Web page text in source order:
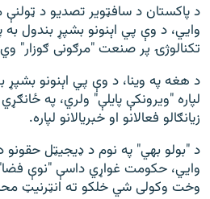
د پاکستان د سافټویر تصدیو د
وايي، د وې پي اېنونو بشپړ بندول
تکنالوژۍ پر صنعت "مرګونی ګوزار"
د هغه په وینا، د وې پي اېنونو بشپړ
لپاره "ویرونکې پایلې" ولري، په
زیانګالو فعالانو او خبریالانو لپاره.
د "بولو بهي" په نوم د ډیجیټل
وايي، حکومت غواړي داسې "نوې
وخت وکولی شي خلکو ته انټرنیټ